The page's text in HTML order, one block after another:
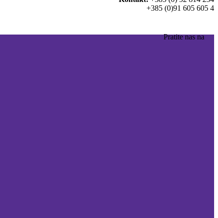
+385 (0)91 605 605 4
Pratite nas na